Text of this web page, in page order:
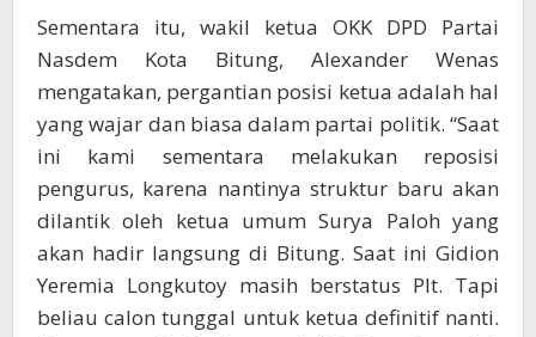
Sementara itu, wakil ketua OKK DPD Partai
Nasdem Kota Bitung, Alexander Wenas
mengatakan, pergantian posisi ketua adalah hal
yang wajar dan biasa dalam partai politik. “Saat
ini kami sementara melakukan reposisi
pengurus, karena nantinya struktur baru akan
dilantik oleh ketua umum Surya Paloh yang
akan hadir langsung di Bitung. Saat ini Gidion
Yeremia Longkutoy masih berstatus Plt. Tapi
beliau calon tunggal untuk ketua definitif nanti.